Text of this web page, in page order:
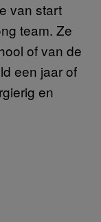
van start
team. Ze
of van de
een jaar of
en